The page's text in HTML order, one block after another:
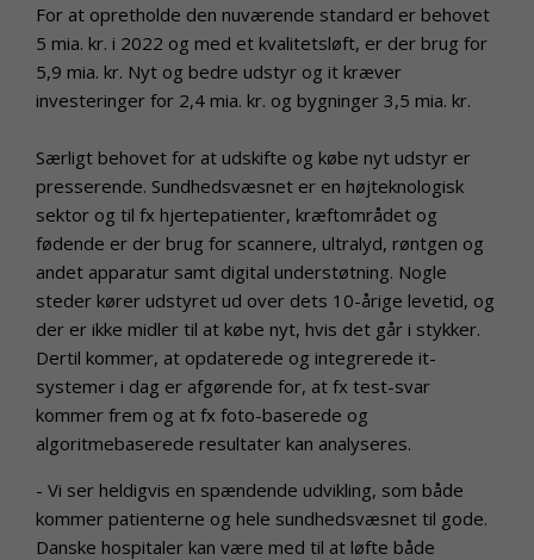
For at opretholde den nuværende standard er behovet
5 mia. kr. i 2022 og med et kvalitetsløft, er der brug for
5,9 mia. kr. Nyt og bedre udstyr og it kræver
investeringer for 2,4 mia. kr. og bygninger 3,5 mia. kr.
Særligt behovet for at udskifte og købe nyt udstyr er
presserende. Sundhedsvæsnet er en højteknologisk
sektor og til fx hjertepatienter, kræftområdet og
fødende er der brug for scannere, ultralyd, røntgen og
andet apparatur samt digital understøtning. Nogle
steder kører udstyret ud over dets 10-årige levetid, og
der er ikke midler til at købe nyt, hvis det går i stykker.
Dertil kommer, at opdaterede og integrerede it-
systemer i dag er afgørende for, at fx test-svar
kommer frem og at fx foto-baserede og
algoritmebaserede resultater kan analyseres.
- Vi ser heldigvis en spændende udvikling, som både
kommer patienterne og hele sundhedsvæsnet til gode.
Danske hospitaler kan være med til at løfte både